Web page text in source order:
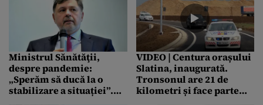
Ministrul Sănătăţii,
despre pandemie:
„Sperăm să ducă la o
stabilizare a situației”.
VIDEO | Centura orașului
Slatina, inaugurată.
Tronsonul are 21 de
kilometri și face parte